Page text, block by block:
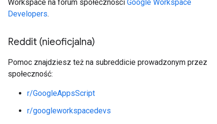
Workspace na forum społeczności Google Workspace
Developers.
Reddit (nieoficjalna)
Pomoc znajdziesz też na subreddicie prowadzonym przez
społeczność:
r/GoogleAppsScript
r/googleworkspacedevs